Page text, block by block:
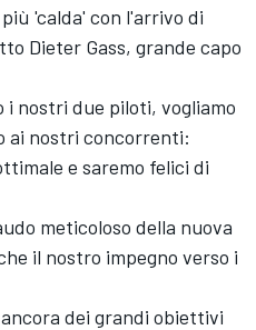
'calda' con l'arrivo di
Dieter Gass, grande capo
i nostri due piloti, vogliamo
ai nostri concorrenti:
e saremo felici di
meticoloso della nuova
il nostro impegno verso i
dei grandi obiettivi